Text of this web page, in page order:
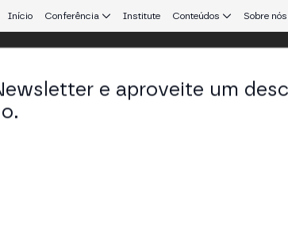
Início Conferência Institute Conteúdos Sobre nós
e América Latina.
e aproveite um